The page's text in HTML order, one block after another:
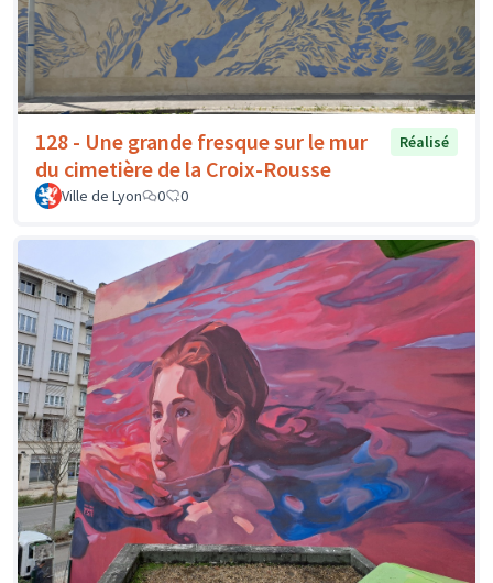
128 - Une grande fresque sur le mur
du cimetière de la Croix-Rousse
Réalisé
Ville de Lyon 0 0